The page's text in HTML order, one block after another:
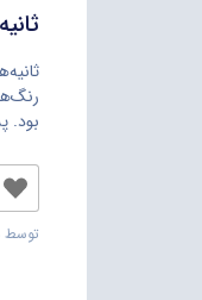
بود.
توسط